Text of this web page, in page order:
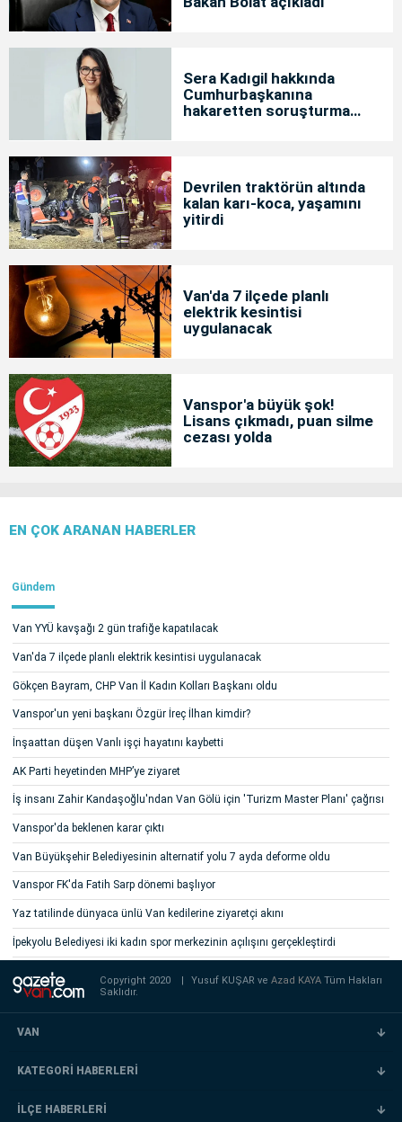
Sera Kadıgil hakkında
Cumhurbaşkanına
hakaretten soruşturma
Devrilen traktörün altında
kalan karı-koca, yaşamını
yitirdi
Van'da 7 ilçede planlı
elektrik kesintisi
uygulanacak
Vanspor'a büyük şok!
Lisans çıkmadı, puan silme
cezası yolda
EN ÇOK ARANAN HABERLER
Gündem
Van YYÜ kavşağı 2 gün trafiğe kapatılacak
Van'da 7 ilçede planlı elektrik kesintisi uygulanacak
Gökçen Bayram, CHP Van İl Kadın Kolları Başkanı oldu
Vanspor'un yeni başkanı Özgür İreç İlhan kimdir?
İnşaattan düşen Vanlı işçi hayatını kaybetti
AK Parti heyetinden MHP’ye ziyaret
İş insanı Zahir Kandaşoğlu'ndan Van Gölü için 'Turizm Master Planı' çağrısı
Vanspor'da beklenen karar çıktı
Van Büyükşehir Belediyesinin alternatif yolu 7 ayda deforme oldu
Vanspor FK'da Fatih Sarp dönemi başlıyor
Yaz tatilinde dünyaca ünlü Van kedilerine ziyaretçi akını
İpekyolu Belediyesi iki kadın spor merkezinin açılışını gerçekleştirdi
Copyright 2020 Yusuf KUŞAR veAzad KAYATüm Hakları
Saklıdır.
VAN
KATEGORİ HABERLERİ
İLÇE HABERLERİ